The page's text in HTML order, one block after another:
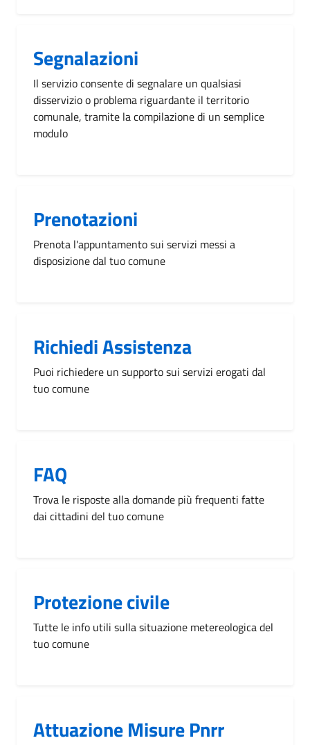
Segnalazioni
Il servizio consente di segnalare un qualsiasi
disservizio o problema riguardante il territorio
comunale, tramite la compilazione di un semplice
modulo
Prenotazioni
Prenota l'appuntamento sui servizi messi a
disposizione dal tuo comune
Richiedi Assistenza
Puoi richiedere un supporto sui servizi erogati dal
tuo comune
FAQ
Trova le risposte alla domande più frequenti fatte
dai cittadini del tuo comune
Protezione civile
Tutte le info utili sulla situazione metereologica del
tuo comune
Attuazione Misure Pnrr